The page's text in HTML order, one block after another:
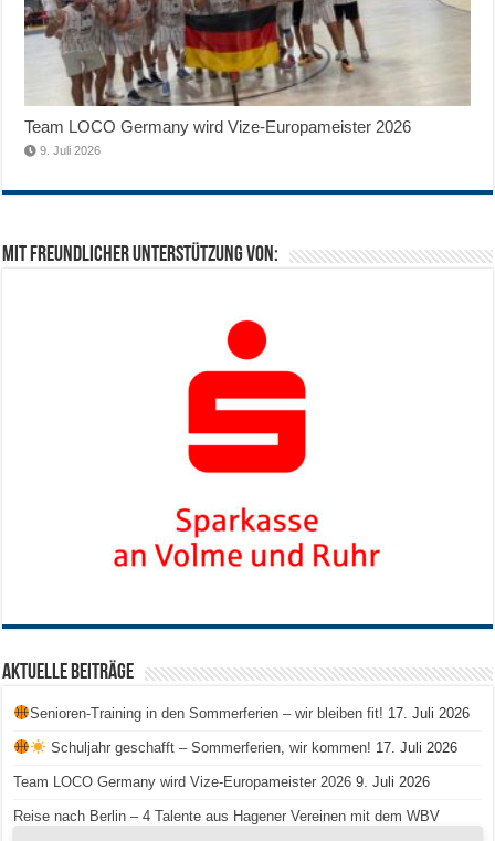
Team LOCO Germany wird Vize-Europameister 2026
9. Juli 2026
Mit freundlicher Unterstützung von:
Aktuelle Beiträge
Senioren-Training in den Sommerferien – wir bleiben fit! 17. Juli 2026
Schuljahr geschafft – Sommerferien, wir kommen! 17. Juli 2026
Team LOCO Germany wird Vize-Europameister 2026 9. Juli 2026
Reise nach Berlin – 4 Talente aus Hagener Vereinen mit dem WBV